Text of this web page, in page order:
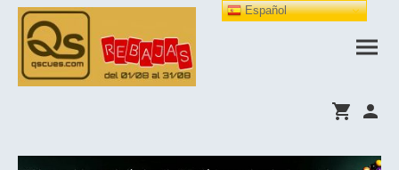
Español